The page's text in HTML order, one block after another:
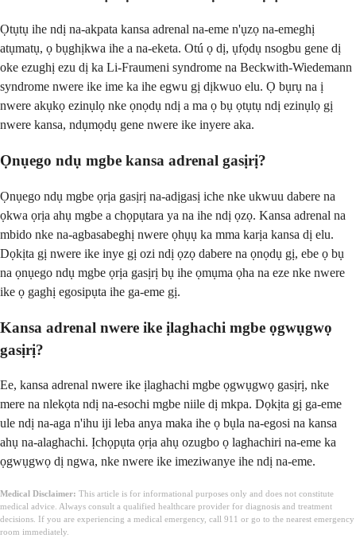
Ọtụtụ ihe ndị na-akpata kansa adrenal na-eme n'ụzọ na-emeghị
atụmatụ, ọ bụghịkwa ihe a na-eketa. Otú ọ dị, ụfọdụ nsogbu gene dị
oke ezughị ezu dị ka Li-Fraumeni syndrome na Beckwith-Wiedemann
syndrome nwere ike ime ka ihe egwu gị dịkwuo elu. Ọ bụrụ na ị
nwere akụkọ ezinụlọ nke ọnọdụ ndị a ma ọ bụ ọtụtụ ndị ezinụlọ gị
nwere kansa, ndụmọdụ gene nwere ike inyere aka.
Ọnụego ndụ mgbe kansa adrenal gasịrị?
Ọnụego ndụ mgbe ọrịa gasịrị na-adịgasị iche nke ukwuu dabere na
ọkwa ọrịa ahụ mgbe a chọpụtara ya na ihe ndị ọzọ. Kansa adrenal na
mbido nke na-agbasabeghị nwere ọhụụ ka mma karịa kansa dị elu.
Dọkịta gị nwere ike inye gị ozi ndị ọzọ dabere na ọnọdụ gị, ebe ọ bụ
na ọnụego ndụ mgbe ọrịa gasịrị bụ ihe ọmụma ọha na eze nke nwere
ike ọ gaghị egosipụta ihe ga-eme gị.
Kansa adrenal nwere ike ịlaghachi mgbe ọgwụgwọ
gasịrị?
Ee, kansa adrenal nwere ike ịlaghachi mgbe ọgwụgwọ gasịrị, nke
mere na nlekọta ndị na-esochi mgbe niile dị mkpa. Dọkịta gị ga-eme
ule ndị na-aga n'ihu iji leba anya maka ihe ọ bụla na-egosi na kansa
ahụ na-alaghachi. Ịchọpụta ọrịa ahụ ozugbo ọ laghachiri na-eme ka
ọgwụgwọ dị ngwa, nke nwere ike imeziwanye ihe ndị na-eme.
Medical Disclaimer: This article is for informational purposes only and does not constitute
medical advice. Always consult a qualified healthcare provider for diagnosis and treatment
decisions. If you are experiencing a medical emergency, call 911 or go to the nearest emergency
room immediately.